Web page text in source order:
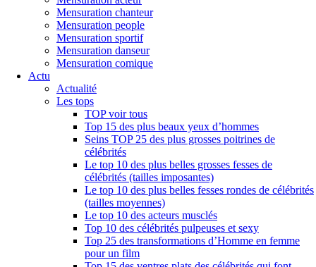
Mensuration chanteur
Mensuration people
Mensuration sportif
Mensuration danseur
Mensuration comique
Actu
Actualité
Les tops
TOP voir tous
Top 15 des plus beaux yeux d’hommes
Seins TOP 25 des plus grosses poitrines de
célébrités
Le top 10 des plus belles grosses fesses de
célébrités (tailles imposantes)
Le top 10 des plus belles fesses rondes de célébrités
(tailles moyennes)
Le top 10 des acteurs musclés
Top 10 des célébrités pulpeuses et sexy
Top 25 des transformations d’Homme en femme
pour un film